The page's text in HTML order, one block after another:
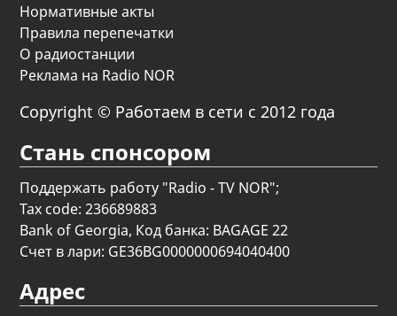
Нормативные акты
Правила перепечатки
О радиостанции
Реклама на Radio NOR
Copyright © Работаем в сети с 2012 года
Стань спонсором
Поддержать работу "Radio - TV NOR";
Tax code: 236689883
Bank of Georgia, Код банка: BAGAGE 22
Счет в лари: GE36BG0000000694040400
Адрес